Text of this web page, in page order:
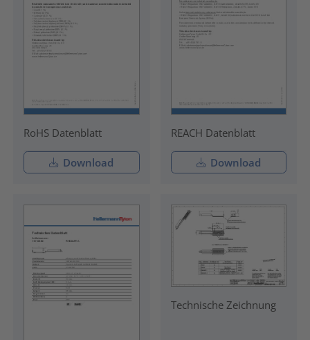
RoHS Datenblatt
Download
REACH Datenblatt
Download
Technische Zeichnung